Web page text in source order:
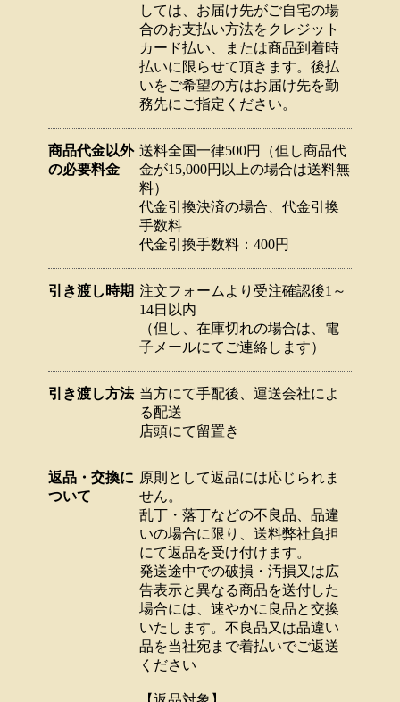
しては、お届け先がご自宅の場
合のお支払い方法をクレジット
カード払い、または商品到着時
払いに限らせて頂きます。後払
いをご希望の方はお届け先を勤
務先にご指定ください。
商品代金以外
の必要料金
送料全国一律500円（但し商品代
金が15,000円以上の場合は送料無
料）
代金引換決済の場合、代金引換
手数料
代金引換手数料：400円
引き渡し時期 注文フォームより受注確認後1～
14日以内
（但し、在庫切れの場合は、電
子メールにてご連絡します）
引き渡し方法 当方にて手配後、運送会社によ
る配送
店頭にて留置き
返品・交換に
ついて
原則として返品には応じられま
せん。
乱丁・落丁などの不良品、品違
いの場合に限り、送料弊社負担
にて返品を受け付けます。
発送途中での破損・汚損又は広
告表示と異なる商品を送付した
場合には、速やかに良品と交換
いたします。不良品又は品違い
品を当社宛まで着払いでご返送
ください